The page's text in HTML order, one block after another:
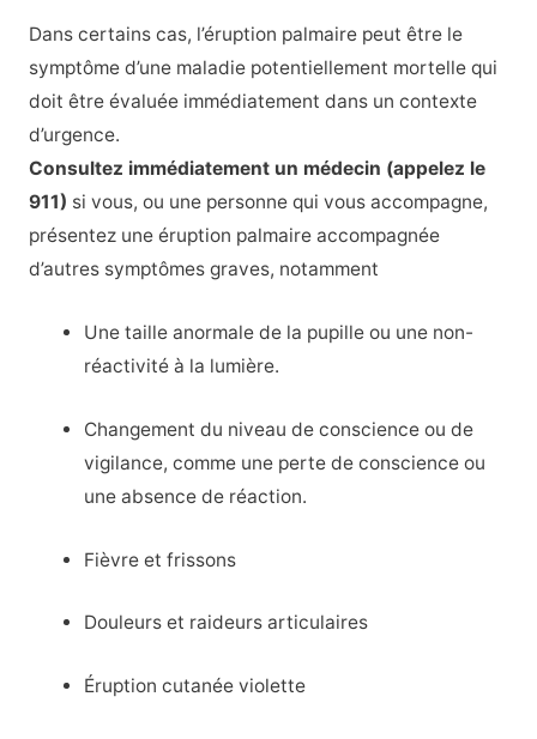
Dans certains cas, l’éruption palmaire peut être le
symptôme d’une maladie potentiellement mortelle qui
doit être évaluée immédiatement dans un contexte
d’urgence.
Consultez immédiatement un médecin (appelez le
911) si vous, ou une personne qui vous accompagne,
présentez une éruption palmaire accompagnée
d’autres symptômes graves, notamment
Une taille anormale de la pupille ou une non-
réactivité à la lumière.
Changement du niveau de conscience ou de
vigilance, comme une perte de conscience ou
une absence de réaction.
Fièvre et frissons
Douleurs et raideurs articulaires
Éruption cutanée violette